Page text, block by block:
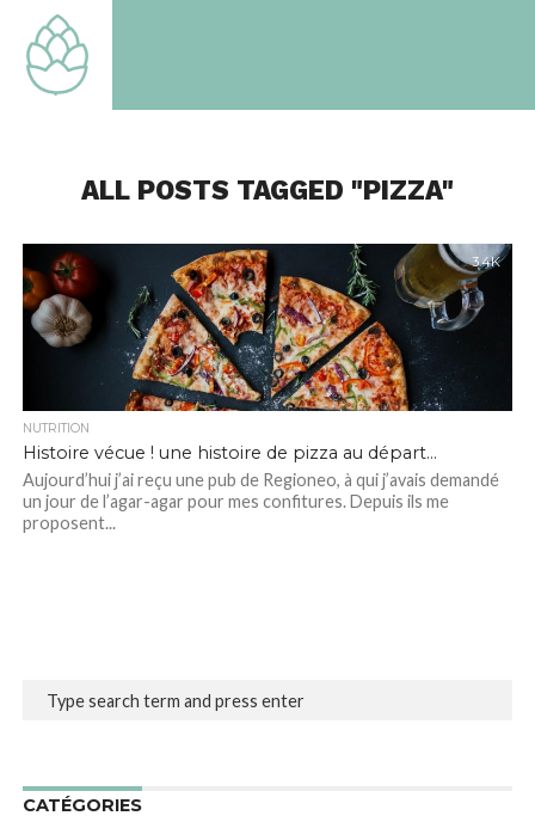
TOUT
SAVOIR
NOTREALL POSTS TAGGED "PIZZA"
3.4K
NUTRITION
Histoire vécue ! une histoire de pizza au départ…
Aujourd’hui j’ai reçu une pub de Regioneo, à qui j’avais demandé
un jour de l’agar-agar pour mes confitures. Depuis ils me
proposent...
CATÉGORIES